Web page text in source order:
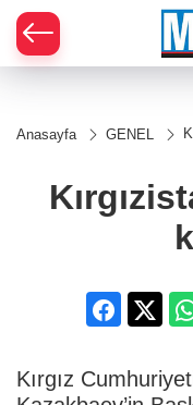
Anasayfa GENEL
Kırgız